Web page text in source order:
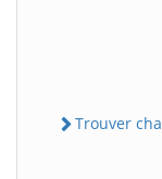
Trouver